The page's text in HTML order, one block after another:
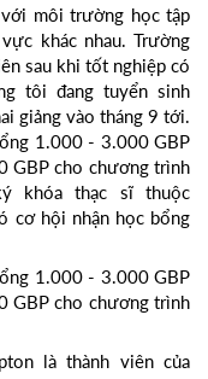
môi trường học tập
khác nhau. Trường
sau khi tốt nghiệp có
tôi đang tuyển sinh
giảng vào tháng 9 tới.
1.000 - 3.000 GBP
GBP cho chương trình
khóa thạc sĩ thuộc
cơ hội nhận học bổng
1.000 - 3.000 GBP
GBP cho chương trình
là thành viên của